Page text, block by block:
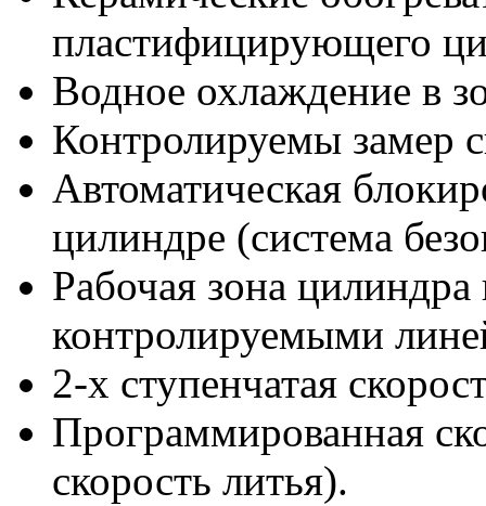
пластифицирующего
Водное охлаждение в
Контролируемы замер
Автоматическая
цилиндре (система
Рабочая зона
контролируемыми
2-х ступенчатая
Программированная
скорость литья).